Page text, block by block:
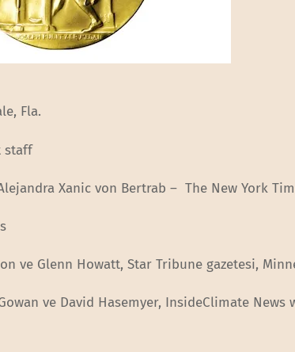
Fla.
staff
Xanic von Bertrab – The New York
ve Glenn Howatt, Star Tribune gazetesi,
ve David Hasemyer, InsideClimate News